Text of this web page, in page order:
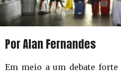
Por Alan Fernandes
Em meio a um debate